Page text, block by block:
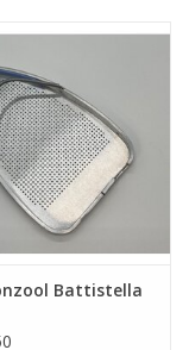
Battistella